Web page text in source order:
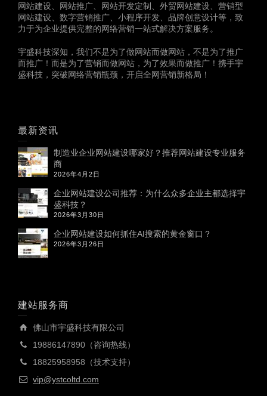
网站建设、网站推广、网站开发定制、外贸网站建设、营销型
网站建设、数字营销推广、小程序开发、品牌创意设计等，致
力于为企业提供完整的网络营销一站式解决方案服务。
宇盛科技深知，我们不是为了做网站而做网站，不是为了推广
而推广！而是为了营销而做网站，为了效果而做推广！携手宇
盛科技，突破网络营销瓶颈，开启全网营销新格局！
最新资讯
制造业企业网站建设哪家好？推荐网站建设专业服务
商
2026年4月2日
企业网站建设公司推荐：为什么众多企业主都选择宇
盛科技？
2026年3月30日
企业网站建设如何抓住AI搜索的黄金窗口？
2026年3月26日
建站服务商
佛山市宇盛科技有限公司
19886147890（咨询热线）
18825958958（技术支持）
vip@ystcoltd.com